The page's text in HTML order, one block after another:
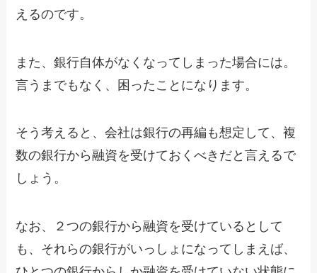
えるのです。
また、銀行自体がなくなってしまった場合には。
言うまでもなく、困ったことになります。
そう考えると、会社は銀行の再編も想定して、複
数の銀行から融資を受けておくべきだと言えるで
しょう。
なお、２つの銀行から融資を受けているとして
も、それらの銀行がいっしょになってしまえば、